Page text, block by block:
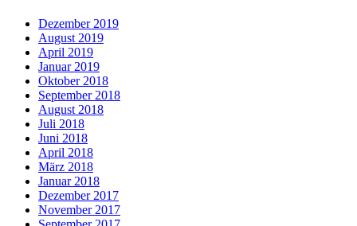
Dezember 2019
August 2019
April 2019
Januar 2019
Oktober 2018
September 2018
August 2018
Juli 2018
Juni 2018
April 2018
März 2018
Januar 2018
Dezember 2017
November 2017